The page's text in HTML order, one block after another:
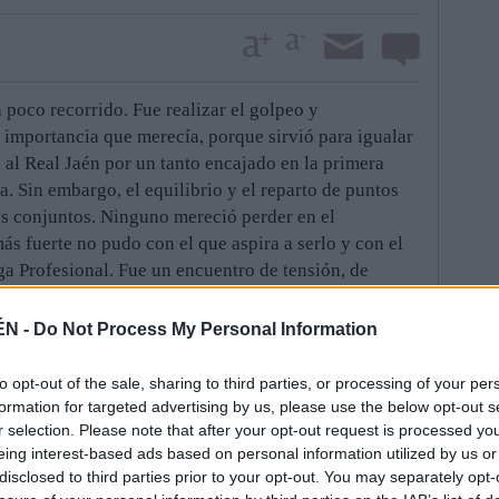
- Do Not Process My Personal Information
opt-out of the sale, sharing to third parties, or processing of your
for targeted advertising by us, please use the below opt-out
selection. Please note that after your opt-out request is processed
interest-based ads based on personal information utilized by us
to third parties prior to your opt-out. You may separately
poco recorrido. Fue realizar el golpeo y
que merecía, porque sirvió para igualar
Real Jaén por un tanto encajado en la primera
Sin embargo, el equilibrio y el reparto de puntos
Ninguno mereció perder en el
fuerte no pudo con el que aspira a serlo y con el
Profesional. Fue un encuentro de tensión, de
aunque diferentes en su contenido. Más ardor y
Pero ninguno superó al otro.
una puesta en escena interesante, con algunas
acciones de peligro que crearon cierta
Arroyo avisó primero en una jugada de
Montero probó suerte desde la frontal del área,
final del primer tiempo Paco Sutil dejó un par de
sacó un disparo que llevaba dibujado el gol. No